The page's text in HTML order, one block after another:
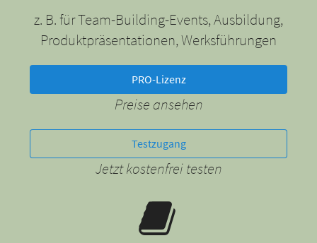
z. B. für Team-Building-Events, Ausbildung,
Produktpräsentationen, Werksführungen
PRO-Lizenz
Preise ansehen
Testzugang
Jetzt kostenfrei testen